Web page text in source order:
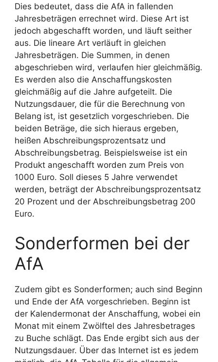
Dies bedeutet, dass die AfA in fallenden
Jahresbeträgen errechnet wird. Diese Art ist
jedoch abgeschafft worden, und läuft seither
aus. Die lineare Art verläuft in gleichen
Jahresbeträgen. Die Summen, in denen
abgeschrieben wird, verlaufen hier gleichmäßig.
Es werden also die Anschaffungskosten
gleichmäßig auf die Jahre aufgeteilt. Die
Nutzungsdauer, die für die Berechnung von
Belang ist, ist gesetzlich vorgeschrieben. Die
beiden Beträge, die sich hieraus ergeben,
heißen Abschreibungsprozentsatz und
Abschreibungsbetrag. Beispielsweise ist ein
Produkt angeschafft worden zum Preis von
1000 Euro. Soll dieses 5 Jahre verwendet
werden, beträgt der Abschreibungsprozentsatz
20 Prozent und der Abschreibungsbetrag 200
Euro.
Sonderformen bei der
AfA
Zudem gibt es Sonderformen; auch sind Beginn
und Ende der AfA vorgeschrieben. Beginn ist
der Kalendermonat der Anschaffung, wobei ein
Monat mit einem Zwölftel des Jahresbetrages
zu Buche schlägt. Das Ende ergibt sich aus der
Nutzungsdauer. Über das Internet ist es jedem